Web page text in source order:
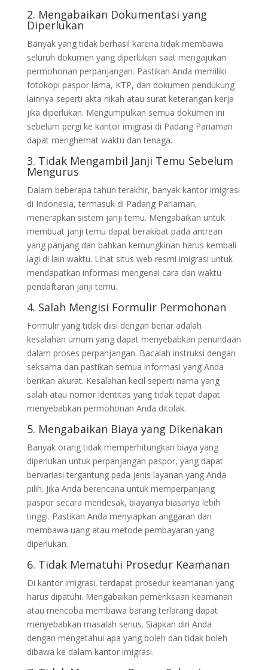
2. Mengabaikan Dokumentasi yang
Diperlukan
Banyak yang tidak berhasil karena tidak membawa
seluruh dokumen yang diperlukan saat mengajukan
permohonan perpanjangan. Pastikan Anda memiliki
fotokopi paspor lama, KTP, dan dokumen pendukung
lainnya seperti akta nikah atau surat keterangan kerja
jika diperlukan. Mengumpulkan semua dokumen ini
sebelum pergi ke kantor imigrasi di Padang Pariaman
dapat menghemat waktu dan tenaga.
3. Tidak Mengambil Janji Temu Sebelum
Mengurus
Dalam beberapa tahun terakhir, banyak kantor imigrasi
di Indonesia, termasuk di Padang Pariaman,
menerapkan sistem janji temu. Mengabaikan untuk
membuat janji temu dapat berakibat pada antrean
yang panjang dan bahkan kemungkinan harus kembali
lagi di lain waktu. Lihat situs web resmi imigrasi untuk
mendapatkan informasi mengenai cara dan waktu
pendaftaran janji temu.
4. Salah Mengisi Formulir Permohonan
Formulir yang tidak diisi dengan benar adalah
kesalahan umum yang dapat menyebabkan penundaan
dalam proses perpanjangan. Bacalah instruksi dengan
seksama dan pastikan semua informasi yang Anda
berikan akurat. Kesalahan kecil seperti nama yang
salah atau nomor identitas yang tidak tepat dapat
menyebabkan permohonan Anda ditolak.
5. Mengabaikan Biaya yang Dikenakan
Banyak orang tidak memperhitungkan biaya yang
diperlukan untuk perpanjangan paspor, yang dapat
bervariasi tergantung pada jenis layanan yang Anda
pilih. Jika Anda berencana untuk memperpanjang
paspor secara mendesak, biayanya biasanya lebih
tinggi. Pastikan Anda menyiapkan anggaran dan
membawa uang atau metode pembayaran yang
diperlukan.
6. Tidak Mematuhi Prosedur Keamanan
Di kantor imigrasi, terdapat prosedur keamanan yang
harus dipatuhi. Mengabaikan pemeriksaan keamanan
atau mencoba membawa barang terlarang dapat
menyebabkan masalah serius. Siapkan diri Anda
dengan mengetahui apa yang boleh dan tidak boleh
dibawa ke dalam kantor imigrasi.